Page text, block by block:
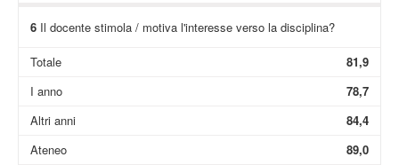
6Il docente stimola / motiva l'interesse verso la disciplina?
Totale
81,9
I anno
78,7
Altri anni
84,4
Ateneo
89,0